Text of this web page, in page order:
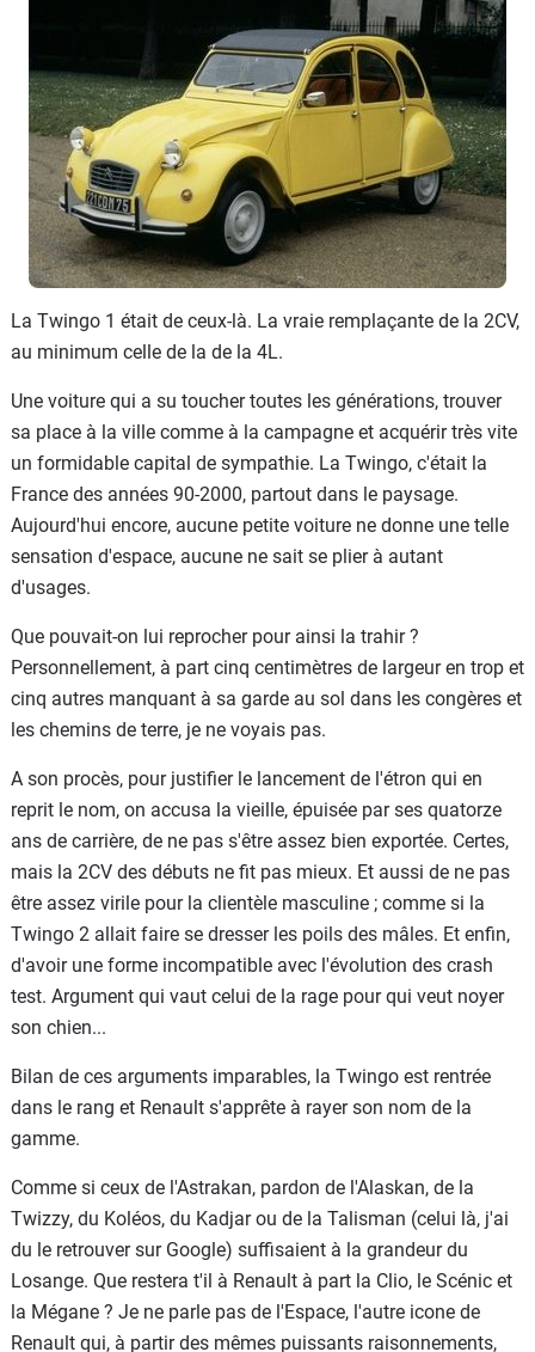
La Twingo 1 était de ceux-là. La vraie remplaçante de la 2CV,
au minimum celle de la de la 4L.
Une voiture qui a su toucher toutes les générations, trouver
sa place à la ville comme à la campagne et acquérir très vite
un formidable capital de sympathie. La Twingo, c'était la
France des années 90-2000, partout dans le paysage.
Aujourd'hui encore, aucune petite voiture ne donne une telle
sensation d'espace, aucune ne sait se plier à autant
d'usages.
Que pouvait-on lui reprocher pour ainsi la trahir ?
Personnellement, à part cinq centimètres de largeur en trop et
cinq autres manquant à sa garde au sol dans les congères et
les chemins de terre, je ne voyais pas.
A son procès, pour justifier le lancement de l'étron qui en
reprit le nom, on accusa la vieille, épuisée par ses quatorze
ans de carrière, de ne pas s'être assez bien exportée. Certes,
mais la 2CV des débuts ne fit pas mieux. Et aussi de ne pas
être assez virile pour la clientèle masculine ; comme si la
Twingo 2 allait faire se dresser les poils des mâles. Et enfin,
d'avoir une forme incompatible avec l'évolution des crash
test. Argument qui vaut celui de la rage pour qui veut noyer
son chien...
Bilan de ces arguments imparables, la Twingo est rentrée
dans le rang et Renault s'apprête à rayer son nom de la
gamme.
Comme si ceux de l'Astrakan, pardon de l'Alaskan, de la
Twizzy, du Koléos, du Kadjar ou de la Talisman (celui là, j'ai
du le retrouver sur Google) suffisaient à la grandeur du
Losange. Que restera t'il à Renault à part la Clio, le Scénic et
la Mégane ? Je ne parle pas de l'Espace, l'autre icone de
Renault qui, à partir des mêmes puissants raisonnements,